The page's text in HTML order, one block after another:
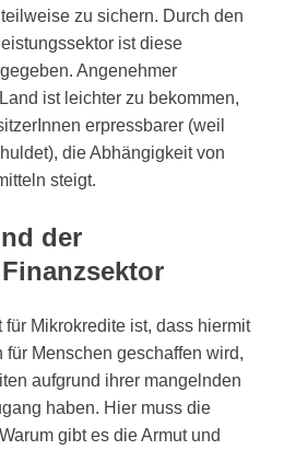
zu sichern. Durch den
ist diese
Angenehmer
ist leichter zu bekommen,
erpressbarer (weil
die Abhängigkeit von
steigt.
der
für Mikrokredite ist, dass hiermit
Menschen geschaffen wird,
aufgrund ihrer mangelnden
haben. Hier muss die
gibt es die Armut und